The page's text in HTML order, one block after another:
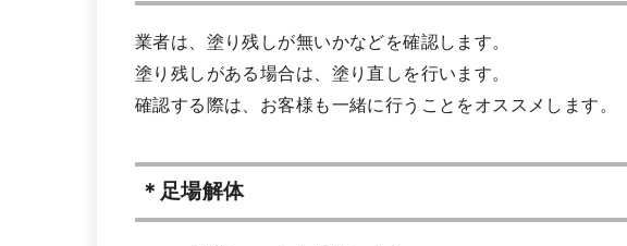
業者は、塗り残しが無いかなどを確認します。
塗り残しがある場合は、塗り直しを行います。
確認する際は、お客様も一緒に行うことをオススメします。
＊足場解体